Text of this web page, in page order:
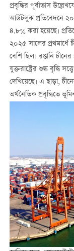
প্রবৃদ্ধির পূর্বাভাস
আউটলুক প্রতিবেদনে
৪.৮% করা হয়েছে।
২০২৫ সালের প্রথমার্ধে
বেশি ছিল। রপ্তানি
যুক্তরাষ্ট্রের শুল্ক বৃদ্ধি
দেখিয়েছে। এ ছাড়া,
অর্থনৈতিক প্রবৃদ্ধিতে